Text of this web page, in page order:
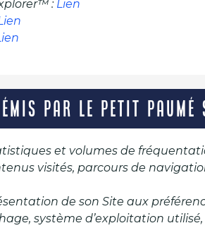
: Lien
ÉMIS PAR LE PETIT
et volumes de
visités, parcours de
de son Site aux
système d’exploitation utilisé,